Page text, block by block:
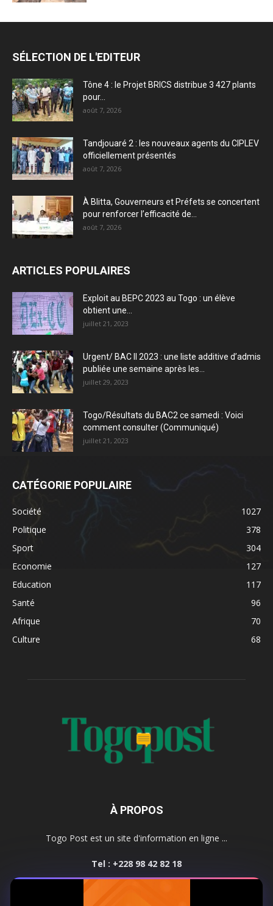
SÉLECTION DE L'EDITEUR
Tône 4 : le Projet BRICS distribue 3 427 plants
pour...
août 7, 2026
Tandjouaré 2 : les nouveaux agents du CIPLEV
officiellement présentés
août 7, 2026
À Blitta, Gouverneurs et Préfets se concertent
pour renforcer l’efficacité de...
août 7, 2026
ARTICLES POPULAIRES
Exploit au BEPC 2023 au Togo : un élève
obtient une...
juillet 21, 2023
Urgent/ BAC II 2023 : une liste additive d’admis
publiée une semaine après les...
juillet 29, 2023
Togo/Résultats du BAC2 ce samedi : Voici
comment consulter (Communiqué)
juillet 21, 2023
CATÉGORIE POPULAIRE
Société
1027
Politique
378
Sport
304
Economie
127
Education
117
Santé
96
Afrique
70
Culture
68
À PROPOS
Togo Post est un site d'information en ligne ...
Tel : +228 98 42 82 18